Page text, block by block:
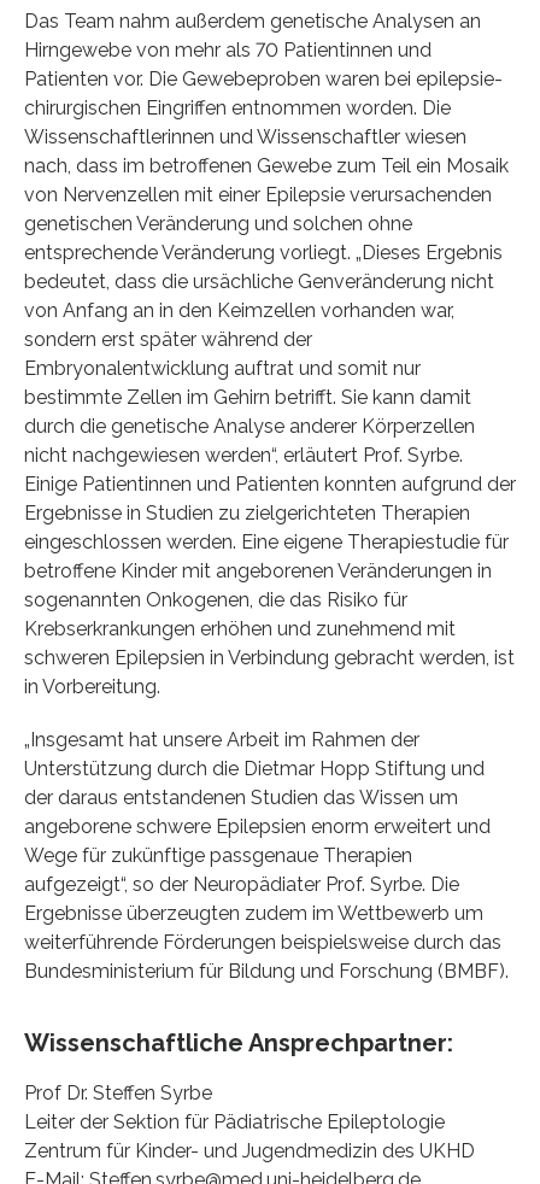
Das Team nahm außerdem genetische Analysen an
Hirngewebe von mehr als 70 Patientinnen und
Patienten vor. Die Gewebeproben waren bei epilepsie-
chirurgischen Eingriffen entnommen worden. Die
Wissenschaftlerinnen und Wissenschaftler wiesen
nach, dass im betroffenen Gewebe zum Teil ein Mosaik
von Nervenzellen mit einer Epilepsie verursachenden
genetischen Veränderung und solchen ohne
entsprechende Veränderung vorliegt. „Dieses Ergebnis
bedeutet, dass die ursächliche Genveränderung nicht
von Anfang an in den Keimzellen vorhanden war,
sondern erst später während der
Embryonalentwicklung auftrat und somit nur
bestimmte Zellen im Gehirn betrifft. Sie kann damit
durch die genetische Analyse anderer Körperzellen
nicht nachgewiesen werden“, erläutert Prof. Syrbe.
Einige Patientinnen und Patienten konnten aufgrund der
Ergebnisse in Studien zu zielgerichteten Therapien
eingeschlossen werden. Eine eigene Therapiestudie für
betroffene Kinder mit angeborenen Veränderungen in
sogenannten Onkogenen, die das Risiko für
Krebserkrankungen erhöhen und zunehmend mit
schweren Epilepsien in Verbindung gebracht werden, ist
in Vorbereitung.
„Insgesamt hat unsere Arbeit im Rahmen der
Unterstützung durch die Dietmar Hopp Stiftung und
der daraus entstandenen Studien das Wissen um
angeborene schwere Epilepsien enorm erweitert und
Wege für zukünftige passgenaue Therapien
aufgezeigt“, so der Neuropädiater Prof. Syrbe. Die
Ergebnisse überzeugten zudem im Wettbewerb um
weiterführende Förderungen beispielsweise durch das
Bundesministerium für Bildung und Forschung (BMBF).
Wissenschaftliche Ansprechpartner:
Prof Dr. Steffen Syrbe
Leiter der Sektion für Pädiatrische Epileptologie
Zentrum für Kinder- und Jugendmedizin des UKHD